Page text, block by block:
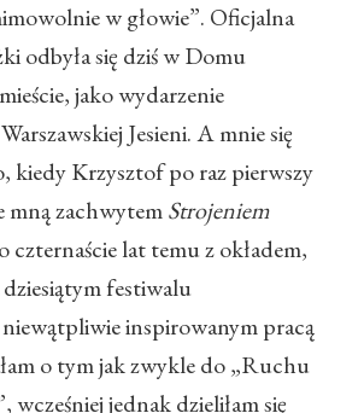
w głowie”. Oficjalna
odbyła się dziś w Domu
jako wydarzenie
Jesieni. A mnie się
kiedy Krzysztof po raz pierwszy
mną zachwytemStrojeniem
czternaście lat temu z okładem,
festiwalu
inspirowanym pracą
o tym jak zwykle do „Ruchu
wcześniej jednak dzieliłam się